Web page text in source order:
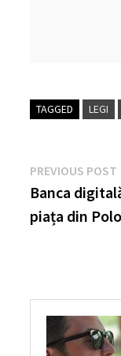
TAGGED LEGI
Post
PREVIOUS POST
Banca
piața din